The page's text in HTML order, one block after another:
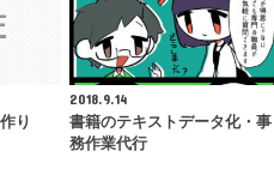
り
2018.9.14
書籍のテキストデータ化・事
務作業代行